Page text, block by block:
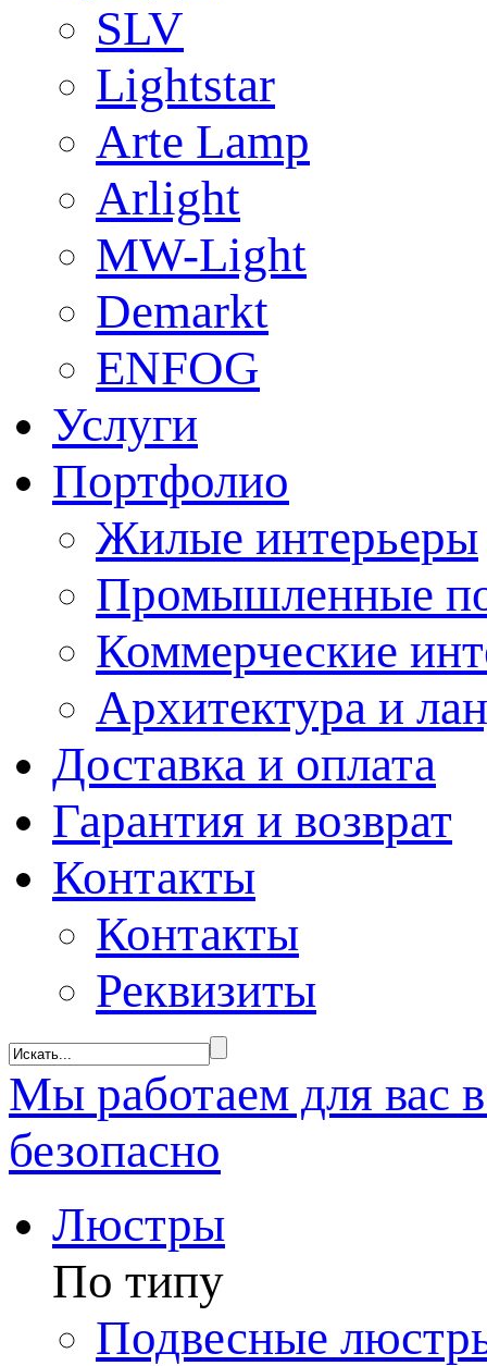
SLV
Lightstar
Arte Lamp
Arlight
MW-Light
Demarkt
ENFOG
Услуги
Портфолио
Жилые интерьеры
Промышленные
Коммерческие
Архитектура и
Доставка и оплата
Гарантия и возврат
Контакты
Контакты
Реквизиты
Мы работаем для вас
безопасно
Люстры
По типу
Подвесные